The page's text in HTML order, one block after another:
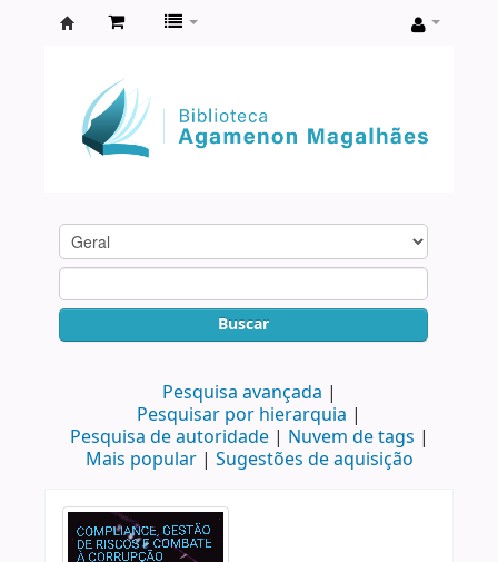
Agamenon
Magalhães
Buscar
Pesquisa avançada
Pesquisar por hierarquia
Pesquisa de autoridade
Nuvem de tags
Mais popular
Sugestões de aquisição